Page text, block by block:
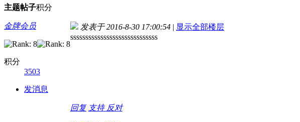
主题帖子积分
金牌会员
积分
3503
发消息
发表于 2016-8-30 17:00:54 | 显示全部楼层
sssssssssssssssssssssssssssss
回复 支持 反对